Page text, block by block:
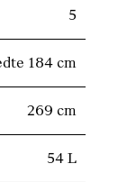
5
184 cm
269 cm
54 L